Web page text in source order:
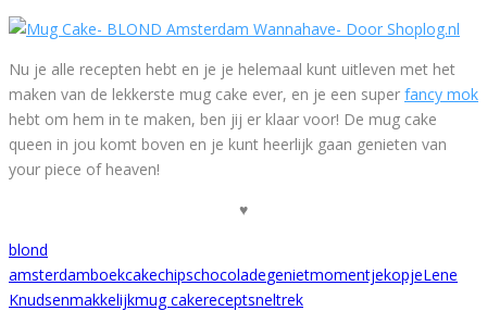
Nu je alle recepten hebt en je je helemaal kunt uitleven met het
maken van de lekkerste mug cake ever, en je een super fancy mok
hebt om hem in te maken, ben jij er klaar voor! De mug cake
queen in jou komt boven en je kunt heerlijk gaan genieten van
your piece of heaven!
♥
blond
amsterdamboekcakechipschocoladegenietmomentjekopjeLene
Knudsenmakkelijkmug cakereceptsneltrek